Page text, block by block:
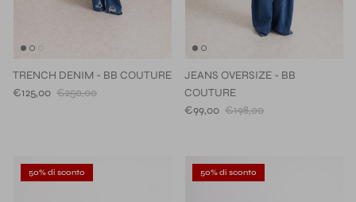
TRENCH DENIM - BB COUTURE
€125,00 €250,00
JEANS OVERSIZE - BB
COUTURE
€99,00 €198,00
50% di sconto 50% di sconto